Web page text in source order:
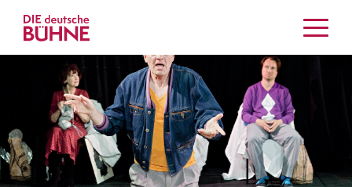
Kritiken
Schauspiel
Musiktheater
Tanz
Crossover